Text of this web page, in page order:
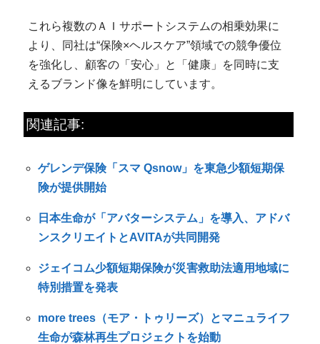
これら複数のＡＩサポートシステムの相乗効果に
より、同社は“保険×ヘルスケア”領域での競争優位
を強化し、顧客の「安心」と「健康」を同時に支
えるブランド像を鮮明にしています。
関連記事:
ゲレンデ保険「スマ Qsnow」を東急少額短期保
険が提供開始
日本生命が「アバターシステム」を導入、アドバ
ンスクリエイトとAVITAが共同開発
ジェイコム少額短期保険が災害救助法適用地域に
特別措置を発表
more trees（モア・トゥリーズ）とマニュライフ
生命が森林再生プロジェクトを始動